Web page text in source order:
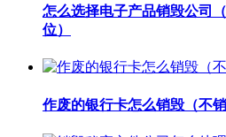
怎么选择电子产品销毁公司
位）
作废的银行卡怎么销毁（不